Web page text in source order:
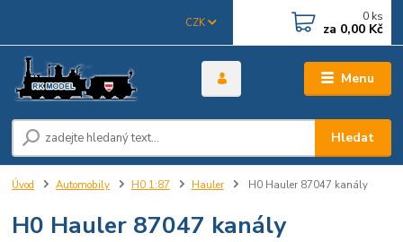
Menu
CZK
Hledat
0 ks
za 0,00 Kč
Úvod Automobily H0 1:87 Hauler H0 Hauler 87047 kanály
H0 Hauler 87047 kanály